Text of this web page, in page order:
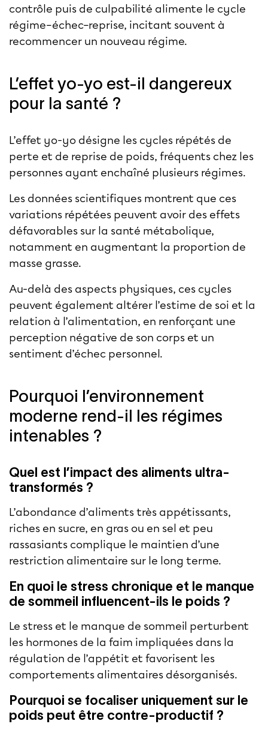
contrôle puis de culpabilité alimente le cycle
régime–échec–reprise, incitant souvent à
recommencer un nouveau régime.
L’effet yo-yo est-il dangereux
pour la santé ?
L’effet yo-yo désigne les cycles répétés de
perte et de reprise de poids, fréquents chez les
personnes ayant enchaîné plusieurs régimes.
Les données scientifiques montrent que ces
variations répétées peuvent avoir des effets
défavorables sur la santé métabolique,
notamment en augmentant la proportion de
masse grasse.
Au-delà des aspects physiques, ces cycles
peuvent également altérer l’estime de soi et la
relation à l’alimentation, en renforçant une
perception négative de son corps et un
sentiment d’échec personnel.
Pourquoi l’environnement
moderne rend-il les régimes
intenables ?
Quel est l’impact des aliments ultra-
transformés ?
L’abondance d’aliments très appétissants,
riches en sucre, en gras ou en sel et peu
rassasiants complique le maintien d’une
restriction alimentaire sur le long terme.
En quoi le stress chronique et le manque
de sommeil influencent-ils le poids ?
Le stress et le manque de sommeil perturbent
les hormones de la faim impliquées dans la
régulation de l’appétit et favorisent les
comportements alimentaires désorganisés.
Pourquoi se focaliser uniquement sur le
poids peut être contre-productif ?